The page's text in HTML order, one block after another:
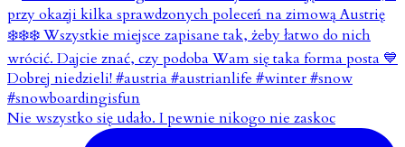
Nie wszystko się udało. I pewnie nikogo nie zaskoc